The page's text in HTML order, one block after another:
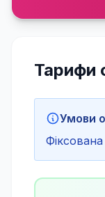
Тарифи
Умови